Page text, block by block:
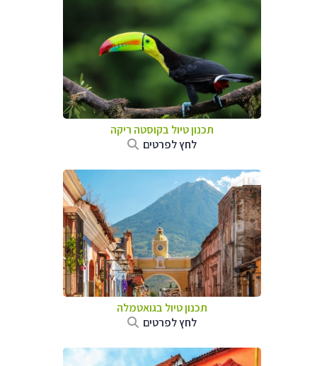
תכנון טיול בקוסטה ריקה
לחץ לפרטים
תכנון טיול בגואטמלה
לחץ לפרטים